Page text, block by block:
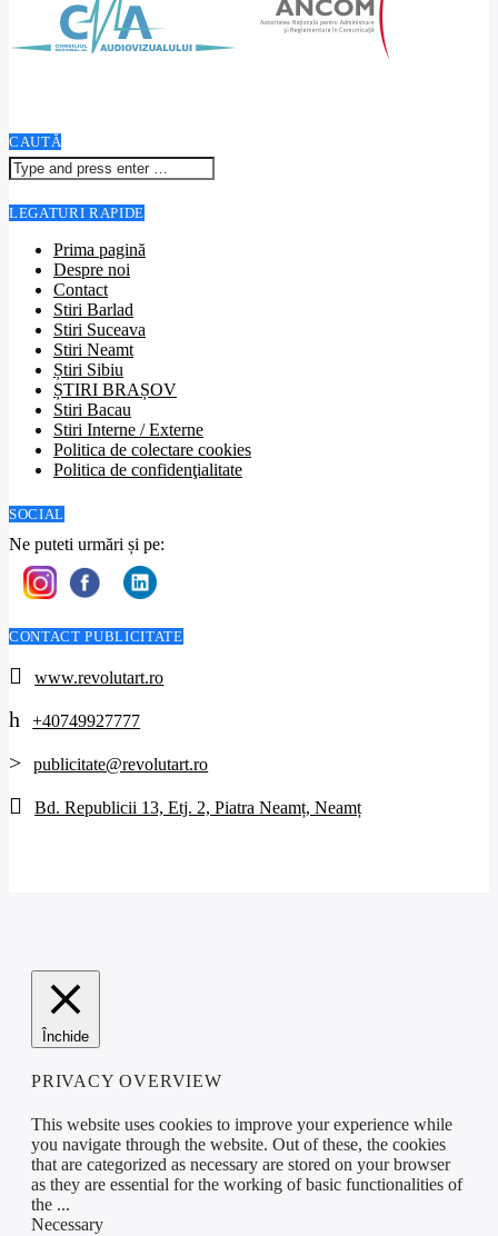
CAUTĂ
LEGATURI RAPIDE
Prima pagină
Despre noi
Contact
Stiri Barlad
Stiri Suceava
Stiri Neamt
Știri Sibiu
ȘTIRI BRAȘOV
Stiri Bacau
Stiri Interne / Externe
Politica de colectare cookies
Politica de confidenţialitate
SOCIAL
Ne puteti urmări și pe:
CONTACT PUBLICITATE
www.revolutart.ro
+40749927777
publicitate@revolutart.ro
Bd. Republicii 13, Etj. 2, Piatra Neamț, Neamț
Închide
PRIVACY OVERVIEW
This website uses cookies to improve your experience while
you navigate through the website. Out of these, the cookies
that are categorized as necessary are stored on your browser
as they are essential for the working of basic functionalities of
the ...
Necessary